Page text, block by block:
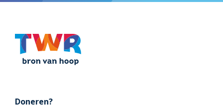
Doneren?